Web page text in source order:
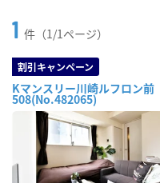
1 件（1/1ページ）
割引キャンペーン
Kマンスリー川崎ルフロン前
508(No.482065)